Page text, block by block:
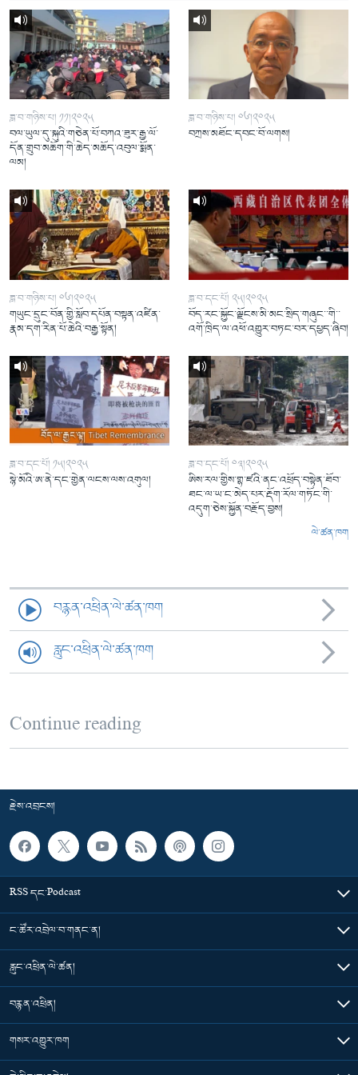
ཟླ་བ་གཉིས་པ། ༡༡།༢༠༢༥
བལ་ཡུལ་དུ་སྐུའི་གཅེན་པོ་བཀའ་ཟུར་རྒྱ་ལོ་
དོན་གྲུབ་མཆོག་གི་ཆེད་མཆོད་འབུལ་སྨོན་
ལམ།
ཟླ་བ་གཉིས་པ། ༠༦།༢༠༢༥
བཀྲས་མཐོང་དབང་བོ་ལགས།
ཟླ་བ་གཉིས་པ། ༠༦།༢༠༢༥
གཡུང་དྲུང་བོན་གྱི་སློབ་དཔོན་བསྟན་འཛིན་
རྣམ་དག་རིན་པོ་ཆེའི་བརྒྱ་སྟོན།
ཟླ་བ་དང་པོ། ༢༥།༢༠༢༥
བོད་རང་སྐྱོང་ལྗོངས་མི་མང་སྲིད་གཞུང་་གི་་
འགོ་ཁྲིད་ལ་འཕོ་འགྱུར་བཏང་བར་དཔྱད་ཞིབ།
ཟླ་བ་དང་པོ། ༡༥།༢༠༢༥
སྙེ་མོའི་ཨ་ནེ་དང་གྱེན་ལངས་ལས་འགུལ།
ཟླ་བ་དང་པོ། ༠༣།༢༠༢༥
ཨིས་རལ་གྱིས་གྷ་ཛའི་ནང་འཕྲོད་བསྟེན་ཐོབ་
ཐང་ལ་ཡ་ང་མེད་པར་རྡོག་རོལ་གཏོང་གི་
འདུག་ཅེས་སྐྱོན་བརྗོད་བྱས།
ལེ་ཚན་ཁག
བརྙན་འཕྲིན་ལེ་ཚན་ཁག
རླུང་འཕྲིན་ལེ་ཚན་ཁག
Continue reading
རྗེས་འབྲངས།
RSS དང་Podcast
ང་ཚོར་འབྲེལ་བ་གནང་ན།
རླུང་འཕྲིན་ལེ་ཚན།
བརྙན་འཕྲིན།
གསར་འགྱུར་ཁག